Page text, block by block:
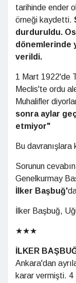
tarihinde ender
örneği kaydetti.
durduruldu.
dönemlerinde
verildi.
1 Mart 1922'de
Meclis'te ordu
Muhalifler
sonra aylar
etmiyor"
Bu davranışlara
Sorunun
Genelkurmay
İlker Başbuğ'
İlker Başbuğ,
★★★
İLKER
Ankara'dan
karar vermişti.